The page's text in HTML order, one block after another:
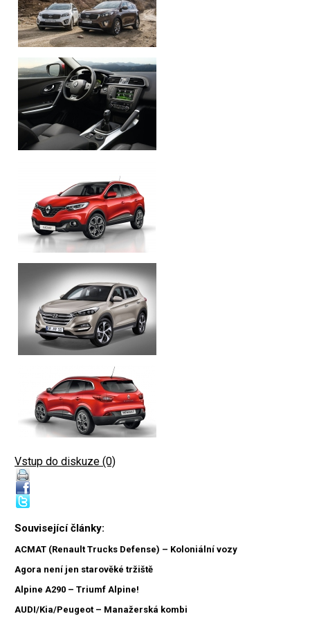
Vstup do diskuze (0)
Související články:
ACMAT (Renault Trucks Defense) – Koloniální vozy
Agora není jen starověké tržiště
Alpine A290 – Triumf Alpine!
AUDI/Kia/Peugeot – Manažerská kombi